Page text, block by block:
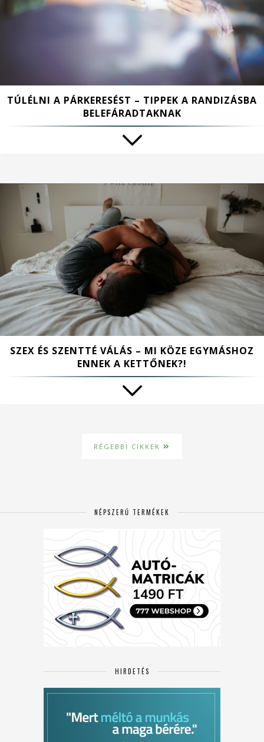
TÚLÉLNI A PÁRKERESÉST – TIPPEK A RANDIZÁSBA
BELEFÁRADTAKNAK
SZEX ÉS SZENTTÉ VÁLÁS – MI KÖZE EGYMÁSHOZ
ENNEK A KETTŐNEK?!
RÉGEBBI CIKKEK
NÉPSZERŰ TERMÉKEK
HIRDETÉS